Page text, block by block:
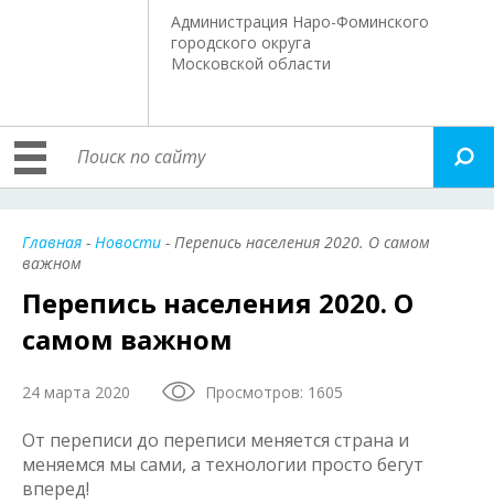
Администрация Наро-Фоминского
городского округа
Московской области
Главная - Новости - Перепись населения 2020. О самом
важном
Перепись населения 2020. О
самом важном
24 марта 2020 Просмотров: 1605
От переписи до переписи меняется страна и
меняемся мы сами, а технологии просто бегут
вперед!